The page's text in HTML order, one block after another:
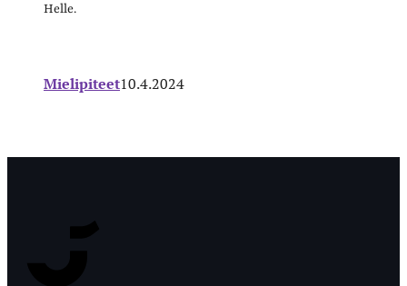
Helle.
Mielipiteet10.4.2024